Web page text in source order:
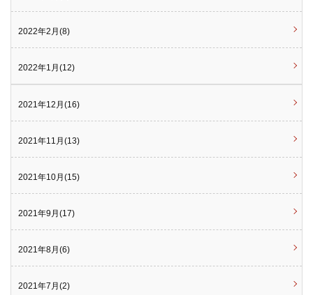
2022年2月(8)
2022年1月(12)
2021年12月(16)
2021年11月(13)
2021年10月(15)
2021年9月(17)
2021年8月(6)
2021年7月(2)